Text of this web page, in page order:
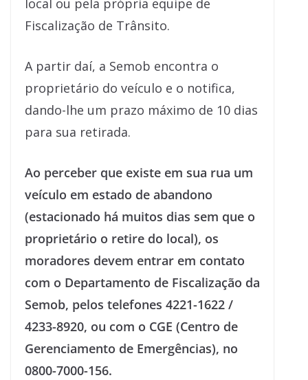
local ou pela própria equipe de
Fiscalização de Trânsito.
A partir daí, a Semob encontra o
proprietário do veículo e o notifica,
dando-lhe um prazo máximo de 10 dias
para sua retirada.
Ao perceber que existe em sua rua um
veículo em estado de abandono
(estacionado há muitos dias sem que o
proprietário o retire do local), os
moradores devem entrar em contato
com o Departamento de Fiscalização da
Semob, pelos telefones 4221-1622 /
4233-8920, ou com o CGE (Centro de
Gerenciamento de Emergências), no
0800-7000-156.